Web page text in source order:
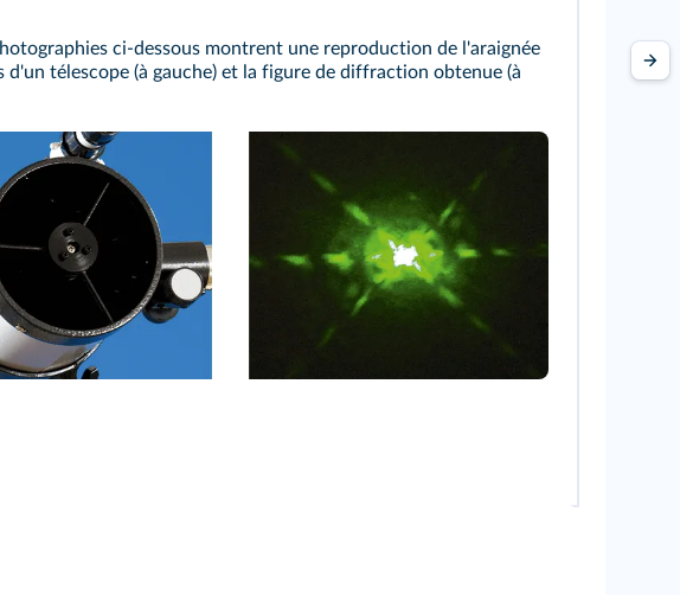
ci-dessous montrent une reproduction de l'araignée
d'un télescope (à gauche) et la figure de diffraction obtenue (à
Alamy, Vincent Aimé